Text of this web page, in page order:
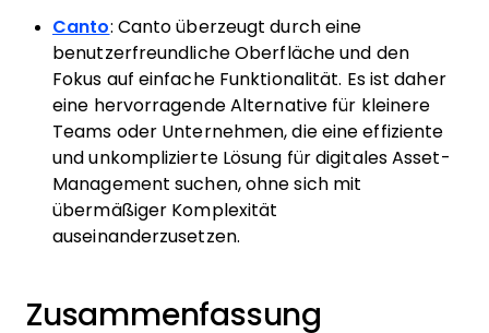
Canto: Canto überzeugt durch eine
benutzerfreundliche Oberfläche und den
Fokus auf einfache Funktionalität. Es ist daher
eine hervorragende Alternative für kleinere
Teams oder Unternehmen, die eine effiziente
und unkomplizierte Lösung für digitales Asset-
Management suchen, ohne sich mit
übermäßiger Komplexität
auseinanderzusetzen.
Zusammenfassung